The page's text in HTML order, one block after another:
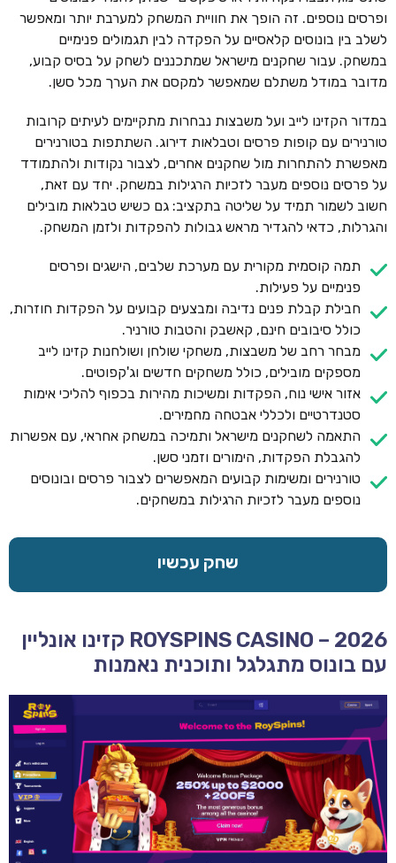
ופרסים נוספים. זה הופך את חוויית המשחק למערבת יותר ומאפשר
לשלב בין בונוסים קלאסיים על הפקדה לבין תגמולים פנימיים
במשחק. עבור שחקנים מישראל שמתכננים לשחק על בסיס קבוע,
מדובר במודל משתלם שמאפשר למקסם את הערך מכל סשן.
במדור הקזינו לייב ועל משבצות נבחרות מתקיימים לעיתים קרובות
טורנירים עם קופות פרסים וטבלאות דירוג. השתתפות בטורנירים
מאפשרת להתחרות מול שחקנים אחרים, לצבור נקודות ולהתמודד
על פרסים נוספים מעבר לזכיות הרגילות במשחק. יחד עם זאת,
חשוב לשמור תמיד על שליטה בתקציב: גם כשיש טבלאות מובילים
והגרלות, כדאי להגדיר מראש גבולות להפקדות ולזמן המשחק.
תמה קוסמית מקורית עם מערכת שלבים, הישגים ופרסים
פנימיים על פעילות.
חבילת קבלת פנים נדיבה ומבצעים קבועים על הפקדות חוזרות,
כולל סיבובים חינם, קאשבק והטבות טורניר.
מבחר רחב של משבצות, משחקי שולחן ושולחנות קזינו לייב
מספקים מובילים, כולל משחקים חדשים וג'קפוטים.
אזור אישי נוח, הפקדות ומשיכות מהירות בכפוף להליכי אימות
סטנדרטיים ולכללי אבטחה מחמירים.
התאמה לשחקנים מישראל ותמיכה במשחק אחראי, עם אפשרות
להגבלת הפקדות, הימורים וזמני סשן.
טורנירים ומשימות קבועים המאפשרים לצבור פרסים ובונוסים
נוספים מעבר לזכיות הרגילות במשחקים.
שחק עכשיו
ROYSPINS CASINO – 2026 קזינו אונליין
עם בונוס מתגלגל ותוכנית נאמנות